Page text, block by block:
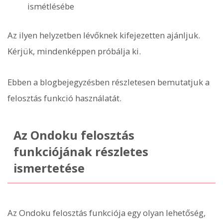
ismétlésébe
Az ilyen helyzetben lévőknek kifejezetten ajánljuk.
Kérjük, mindenképpen próbálja ki.
Ebben a blogbejegyzésben részletesen bemutatjuk a
felosztás funkció használatát.
Az Ondoku felosztás
funkciójának részletes
ismertetése
Az Ondoku felosztás funkciója egy olyan lehetőség,